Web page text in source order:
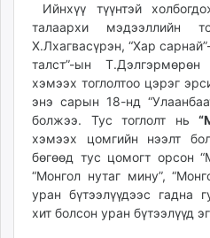
eagle.mn
ergelt.mn
zarig.mn
today.mn
zuv.mn
ugluu.mn
urlag.mn
unen.mn
asu.mn
Ийнхүү түүнтэй
талаархи мэдээллийн
Х.Лхагвасүрэн, “Хар
талст”-ын
хэмээх тоглолтоо цэрэг
энэ сарын 18-нд
болжээ. Тус тоглолт нь
хэмээх цомгийн нээлт
бөгөөд тус цомогт орсон
“Монгол нутаг мину”,
уран бүтээлүүдээс гадна
хит болсон уран бүтээлүүд